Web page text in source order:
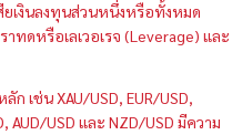
เงินลงทุนส่วนหนึ่งหรือทั้งหมด
าทดหรือเลเวอเรจ (Leverage) และ
เช่น XAU/USD, EUR/USD,
AUD/USD และ NZD/USD มีความ